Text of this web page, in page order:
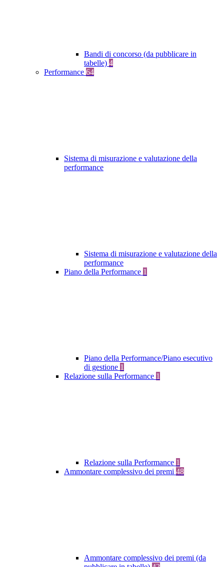
Bandi di concorso (da pubblicare in
tabelle) 4
Performance 64
Sistema di misurazione e valutazione della
performance
Sistema di misurazione e valutazione della
performance
Piano della Performance 1
Piano della Performance/Piano esecutivo
di gestione 1
Relazione sulla Performance 1
Relazione sulla Performance 1
Ammontare complessivo dei premi 48
Ammontare complessivo dei premi (da